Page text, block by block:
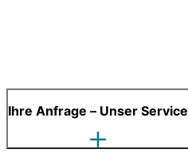
Ihre Anfrage – Unser Service